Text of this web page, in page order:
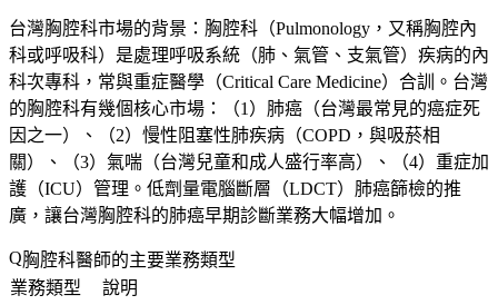
台灣胸腔科市場的背景 ：胸腔科（Pulmonology，又稱胸腔內
科或呼吸科）是處理呼吸系統（肺、氣管、支氣管）疾病的內
科次專科，常與重症醫學（Critical Care Medicine）合訓。台灣
的胸腔科有幾個核心市場：（1）肺癌（台灣最常見的癌症死
因之一）、（2）慢性阻塞性肺疾病（COPD，與吸菸相
關）、（3）氣喘（台灣兒童和成人盛行率高）、（4）重症加
護（ICU）管理。低劑量電腦斷層（LDCT）肺癌篩檢的推
廣，讓台灣胸腔科的肺癌早期診斷業務大幅增加。
胸腔科醫師的主要業務類型
業務類型
說明